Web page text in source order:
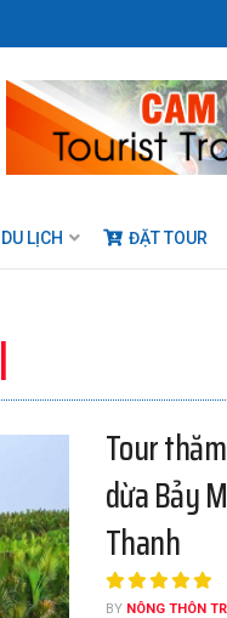
LỊCH ĐẶT TOUR
Tour
dừa Bảy
Thanh
BY NÔNG THÔN